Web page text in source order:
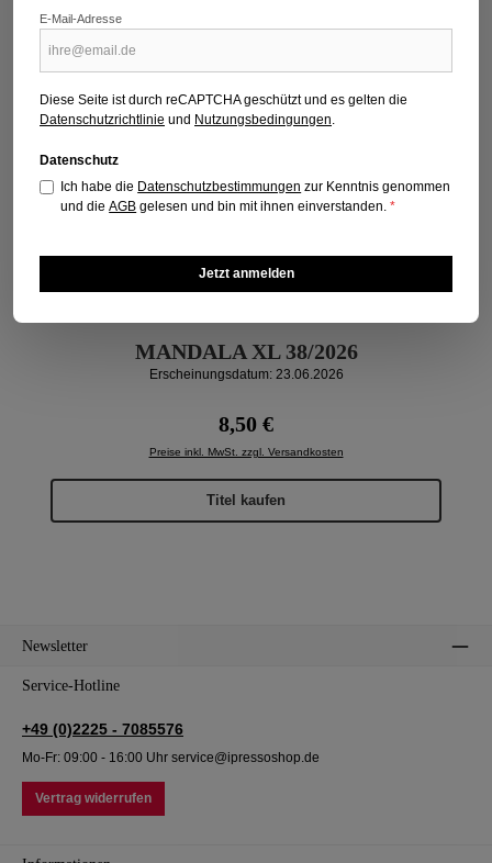
MANDALA XL 38/2026
Erscheinungsdatum: 23.06.2026
Regulärer Preis:
8,50 €
Preise inkl. MwSt. zzgl. Versandkosten
Titel kaufen
Newsletter
Service-Hotline
+49 (0)2225 - 7085576
Mo-Fr: 09:00 - 16:00 Uhr service@ipressoshop.de
Vertrag widerrufen
E-Mail-Adresse
Diese Seite ist durch reCAPTCHA geschützt und es gelten die
Datenschutzrichtlinie und Nutzungsbedingungen
Datenschutz
Ich habe die Datenschutzbestimmungen zur Kenntnis genommen
und dieAGB gelesen und bin mit ihnen einverstanden.*
Jetzt anmelden